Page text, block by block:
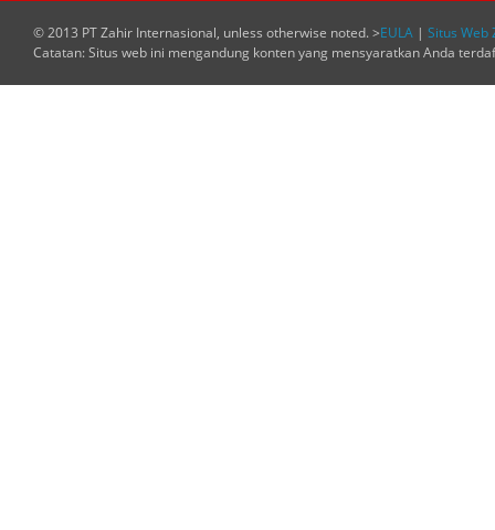
© 2013 PT Zahir Internasional, unless otherwise noted. >EULA | Situs Web
Catatan: Situs web ini mengandung konten yang mensyaratkan Anda